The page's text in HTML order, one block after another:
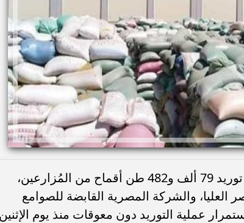
قال اللواء طارق الفقي محافظ سوهاج، أنه تم توريد 79 ألف و482 طن أقماح من المُزارعين،
والشركة المصرية القابضة للصوامع
عملية التوريد دون معوقات منذ يوم